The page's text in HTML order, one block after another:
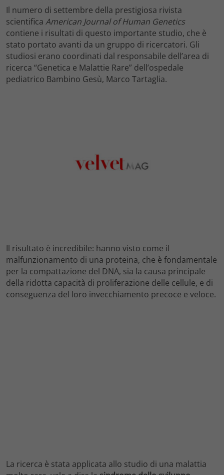
Il numero di settembre della prestigiosa rivista
scientifica American Journal of Human Genetics
contiene i risultati di questo importante studio, che è
stato portato avanti da un gruppo di ricercatori. Gli
studiosi erano coordinati dal responsabile dell’area di
ricerca “Genetica e Malattie Rare” dell’ospedale
pediatrico Bambino Gesù, Marco Tartaglia.
Il risultato è incredibile: hanno visto come il
malfunzionamento di una proteina, che è fondamentale
per la compattazione del DNA, sia la causa principale
della ridotta capacità di proliferazione delle cellule, e di
conseguenza del loro invecchiamento precoce e veloce.
La ricerca è stata applicata allo studio di una malattia